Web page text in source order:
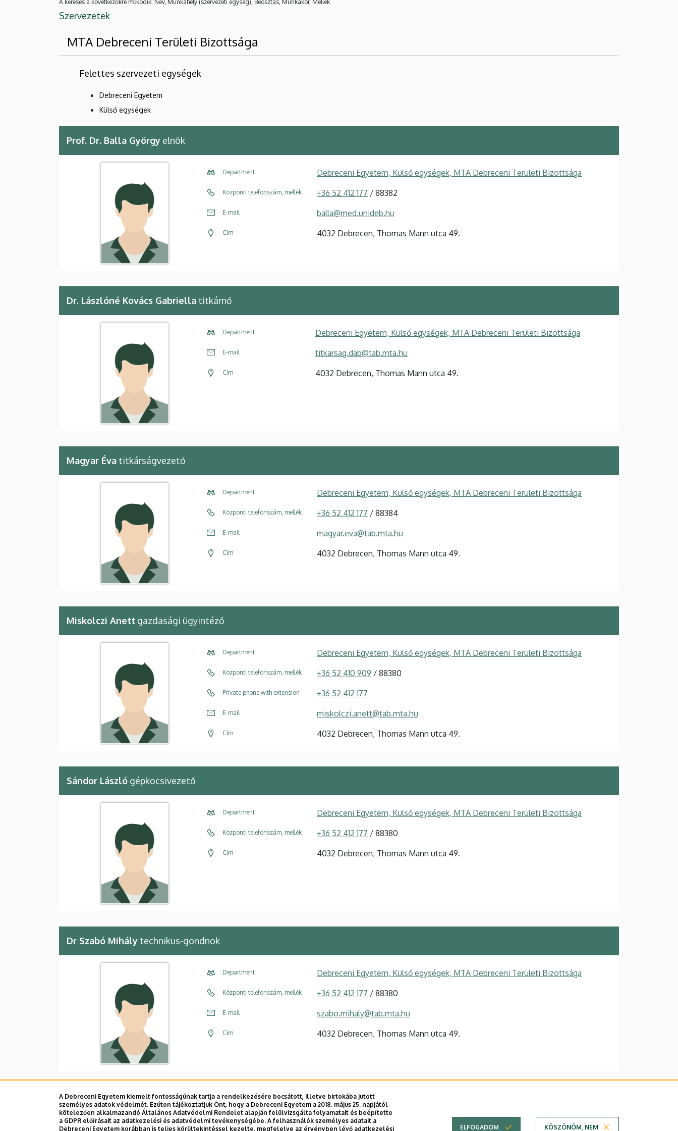
A keresés a következőkre működik: Név, Munkahely (szervezeti egység), Beosztás, Munkakör, Mellék
Szervezetek
MTA Debreceni Területi Bizottsága
Felettes szervezeti egységek
Debreceni Egyetem
Külső egységek
Prof. Dr. Balla György elnök
Department Debreceni Egyetem, Külső egységek, MTA Debreceni Területi Bizottsága
Központi telefonszám, mellék +36 52 412 177 / 88382
E-mail balla@med.unideb.hu
Cím 4032 Debrecen, Thomas Mann utca 49.
Dr. Lászlóné Kovács Gabriella titkárnő
Department Debreceni Egyetem, Külső egységek, MTA Debreceni Területi Bizottsága
E-mail titkarsag.dab@tab.mta.hu
Cím 4032 Debrecen, Thomas Mann utca 49.
Magyar Éva titkárságvezető
Department Debreceni Egyetem, Külső egységek, MTA Debreceni Területi Bizottsága
Központi telefonszám, mellék +36 52 412 177 / 88384
E-mail magyar.eva@tab.mta.hu
Cím 4032 Debrecen, Thomas Mann utca 49.
Miskolczi Anett gazdasági ügyintéző
Department Debreceni Egyetem, Külső egységek, MTA Debreceni Területi Bizottsága
Központi telefonszám, mellék +36 52 410 909 / 88380
Private phone with extension +36 52 412 177
E-mail miskolczi.anett@tab.mta.hu
Cím 4032 Debrecen, Thomas Mann utca 49.
Sándor László gépkocsivezető
Department Debreceni Egyetem, Külső egységek, MTA Debreceni Területi Bizottsága
Központi telefonszám, mellék +36 52 412 177 / 88380
Cím 4032 Debrecen, Thomas Mann utca 49.
Dr Szabó Mihály technikus-gondnok
Department Debreceni Egyetem, Külső egységek, MTA Debreceni Területi Bizottsága
Központi telefonszám, mellék +36 52 412 177 / 88380
E-mail szabo.mihaly@tab.mta.hu
Cím 4032 Debrecen, Thomas Mann utca 49.
Dolgozói adatmódosítás igénylése a DE telefonkönyvében|Külső személyek rögzítése a DE telefonkönyvében
A Debreceni Egyetem kiemelt fontosságúnak tartja a rendelkezésére bocsátott, illetve birtokába jutott
személyes adatok védelmét. Ezúton tájékoztatjuk Önt, hogy a Debreceni Egyetem a 2018. május 25. napjától
kötelezően alkalmazandó Általános Adatvédelmi Rendelet alapján felülvizsgálta folyamatait és beépítette
a GDPR előírásait az adatkezelési és adatvédelmi tevékenységébe. A felhasználók személyes adatait a
Debreceni Egyetem korábban is teljes körültekintéssel kezelte, megfelelve az érvényben lévő adatkezelési
ELFOGADOM KÖSZÖNÖM, NEM